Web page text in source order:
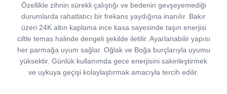
Özellikle zihnin sürekli çalıştığı ve bedenin gevşeyemediği
durumlarda rahatlatıcı bir frekans yaydığına inanılır. Bakır
üzeri 24K altın kaplama ince kasa sayesinde taşın enerjisi
ciltle temas halinde dengeli şekilde iletilir. Ayarlanabilir yapısı
her parmağa uyum sağlar. Oğlak ve Boğa burçlarıyla uyumu
yüksektir. Günlük kullanımda gece enerjisini sakinleştirmek
ve uykuya geçişi kolaylaştırmak amacıyla tercih edilir.